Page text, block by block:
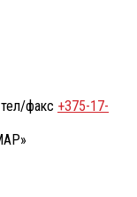
факс +375-17-